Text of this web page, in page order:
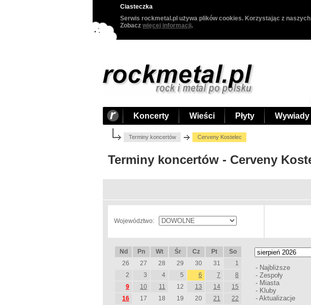
Ciasteczka
Serwis rockmetal.pl używa plików cookies. Korzystając z
Zobacz więcej informacji.
Koncerty Wieści Płyty Wywiady
Terminy koncertów Cerveny Kostelec
Terminy koncertów - Cerveny
Województwo:
Nd Pn Wt Śr Cz Pt
So
26
27 28 29 30 31
1
2
3 4 5 6 7
8
9
10 11 12 13 14
15
16
17 18 19 20 21
22
- Najbliższe
- Zespoły
- Miasta
- Kluby
- Aktualizacje